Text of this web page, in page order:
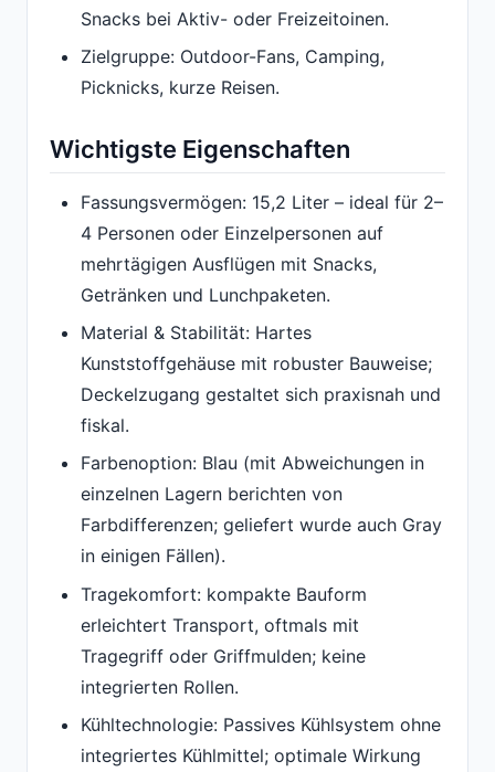
Snacks bei Aktiv- oder Freizeitoinen.
Zielgruppe: Outdoor-Fans, Camping,
Picknicks, kurze Reisen.
Wichtigste Eigenschaften
Fassungsvermögen: 15,2 Liter – ideal für 2–
4 Personen oder Einzelpersonen auf
mehrtägigen Ausflügen mit Snacks,
Getränken und Lunchpaketen.
Material & Stabilität: Hartes
Kunststoffgehäuse mit robuster Bauweise;
Deckelzugang gestaltet sich praxisnah und
fiskal.
Farbenoption: Blau (mit Abweichungen in
einzelnen Lagern berichten von
Farbdifferenzen; geliefert wurde auch Gray
in einigen Fällen).
Tragekomfort: kompakte Bauform
erleichtert Transport, oftmals mit
Tragegriff oder Griffmulden; keine
integrierten Rollen.
Kühltechnologie: Passives Kühlsystem ohne
integriertes Kühlmittel; optimale Wirkung